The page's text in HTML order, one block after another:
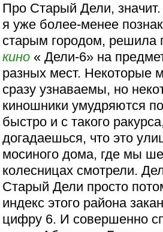
Про Старый Дели, значит.
я уже более-менее
старым городом, решила
кино « Дели-6» на
разных мест. Некоторые
сразу узнаваемы, но
киношники умудряются
быстро и с такого
догадаешься, что это
мосиного дома, где мы
колесницах смотрели.
Старый Дели просто
индекс этого района
цифру 6. И совершенно